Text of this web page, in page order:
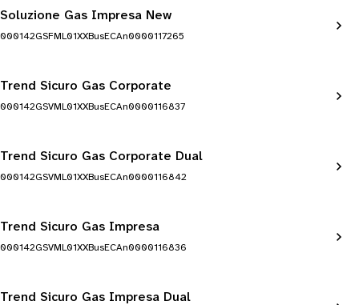
Soluzione Gas Impresa New
000142GSFML01XXBusECAn0000117265
Trend Sicuro Gas Corporate
000142GSVML01XXBusECAn0000116837
Trend Sicuro Gas Corporate Dual
000142GSVML01XXBusECAn0000116842
Trend Sicuro Gas Impresa
000142GSVML01XXBusECAn0000116836
Trend Sicuro Gas Impresa Dual